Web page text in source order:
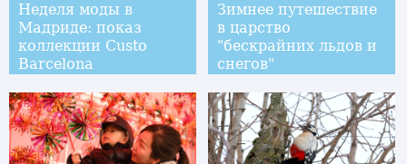
Неделя моды в
Мадриде: показ
коллекции Custo
Barcelona
Зимнее путешествие
в царство
"бескрайних льдов и
снегов"